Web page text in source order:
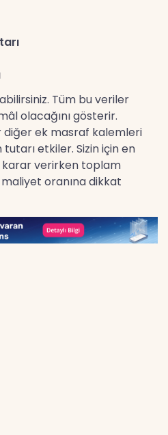
Tüm bu veriler
olacağını gösterir.
diğer ek masraf kalemleri
etkiler. Sizin için en
karar verirken toplam
oranına dikkat